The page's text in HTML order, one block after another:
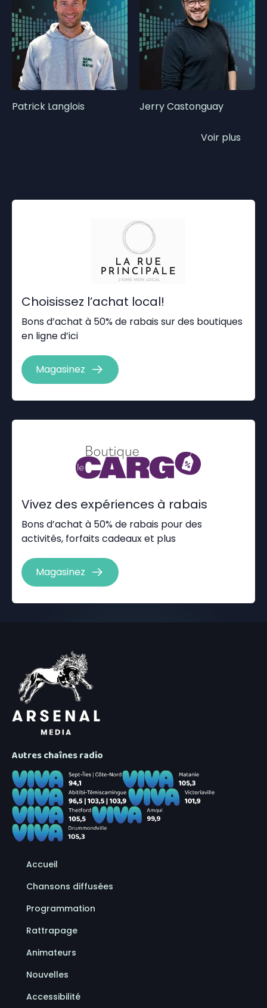
Patrick Langlois Jerry Castonguay
Voir plus
Choisissez l’achat local!
Bons d’achat à 50% de rabais sur des boutiques
en ligne d’ici
Magasinez
Vivez des expériences à rabais
Bons d’achat à 50% de rabais pour des
activités, forfaits cadeaux et plus
Magasinez
Autres chaînes radio
Accueil
Chansons diffusées
Programmation
Rattrapage
Animateurs
Nouvelles
Accessibilité